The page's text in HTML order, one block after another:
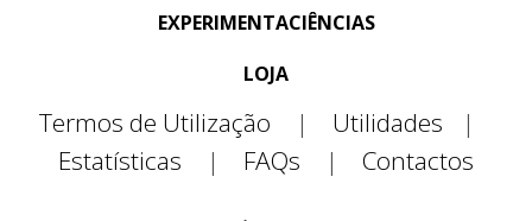
EXPERIMENTACIÊNCIAS
LOJA
Termos de Utilização | Utilidades
|
Estatísticas
| FAQs | Contactos